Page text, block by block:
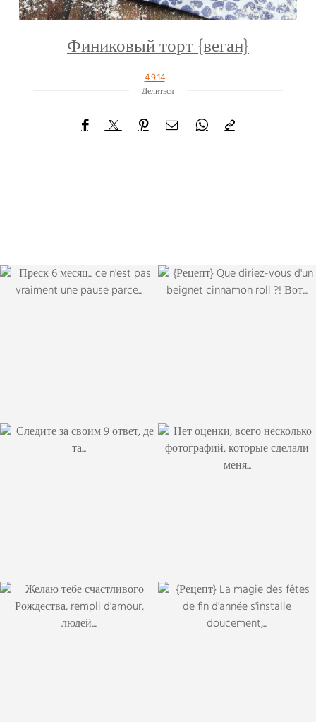
Финиковый торт {веган}
4.9.14
Делиться